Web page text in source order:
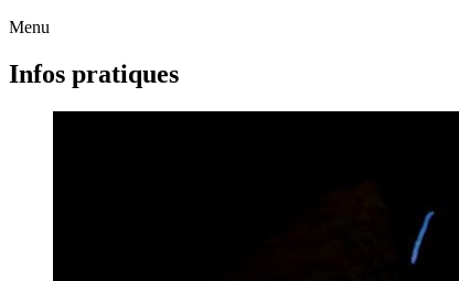
Menu
Infos pratiques